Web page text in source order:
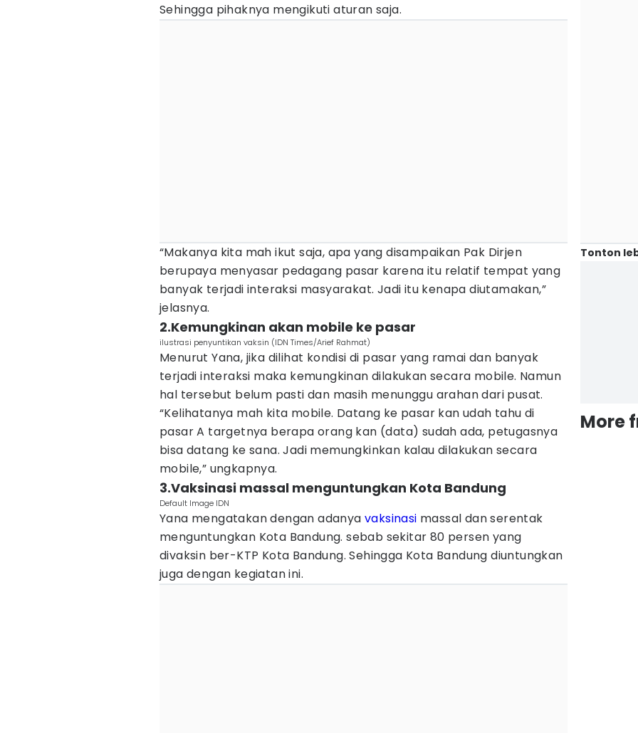
Sehingga pihaknya mengikuti aturan saja.
“Makanya kita mah ikut saja, apa yang disampaikan Pak Dirjen
berupaya menyasar pedagang pasar karena itu relatif tempat yang
banyak terjadi interaksi masyarakat. Jadi itu kenapa diutamakan,”
jelasnya.
2.Kemungkinan akan mobile ke pasar
ilustrasi penyuntikan vaksin (IDN Times/Arief Rahmat)
Menurut Yana, jika dilihat kondisi di pasar yang ramai dan banyak
terjadi interaksi maka kemungkinan dilakukan secara mobile. Namun
hal tersebut belum pasti dan masih menunggu arahan dari pusat.
“Kelihatanya mah kita mobile. Datang ke pasar kan udah tahu di
pasar A targetnya berapa orang kan (data) sudah ada, petugasnya
bisa datang ke sana. Jadi memungkinkan kalau dilakukan secara
mobile,” ungkapnya.
3.Vaksinasi massal menguntungkan Kota Bandung
Default Image IDN
Yana mengatakan dengan adanya vaksinasi massal dan serentak
menguntungkan Kota Bandung. sebab sekitar 80 persen yang
divaksin ber-KTP Kota Bandung. Sehingga Kota Bandung diuntungkan
juga dengan kegiatan ini.
Tonton
More